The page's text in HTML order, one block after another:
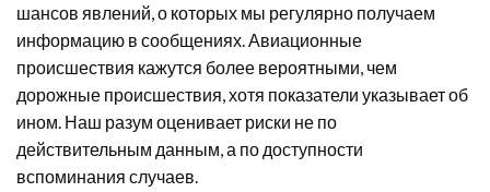
шансов явлений, о которых мы регулярно получаем
информацию в сообщениях. Авиационные
происшествия кажутся более вероятными, чем
дорожные происшествия, хотя показатели указывает об
ином. Наш разум оценивает риски не по
действительным данным, а по доступности
вспоминания случаев.